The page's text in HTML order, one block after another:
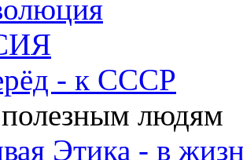
- к СССР
людям
Этика - в